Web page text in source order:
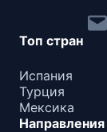
Топ стран
Испания
Турция
Мексика
Направления